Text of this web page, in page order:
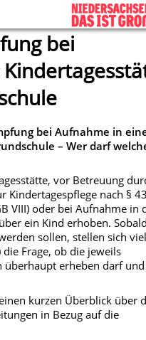
bei
bei Aufnahme in
– Wer darf
vor Betreuung
Kindertagespflege nach §
VIII) oder bei Aufnahme in
ein Kind erhoben.
sollen, stellen sich
Frage, ob die jeweils
überhaupt erheben darf
kurzen Überblick über
in Bezug auf die